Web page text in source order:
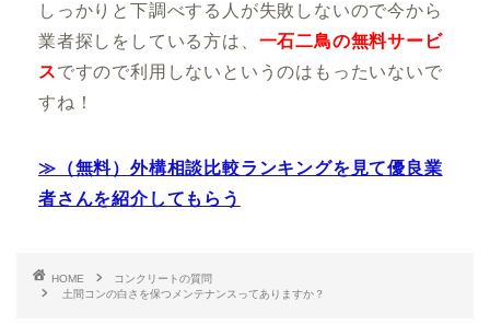
しっかりと下調べする人が失敗しないので今から
業者探しをしている方は、 一石二鳥の無料サービ
スですので利用しないというのはもったいないで
すね！
≫（無料）外構相談比較ランキングを見て優良業
者さんを紹介してもらう
HOME
コンクリートの質問
土間コンの白さを保つメンテナンスってありますか？